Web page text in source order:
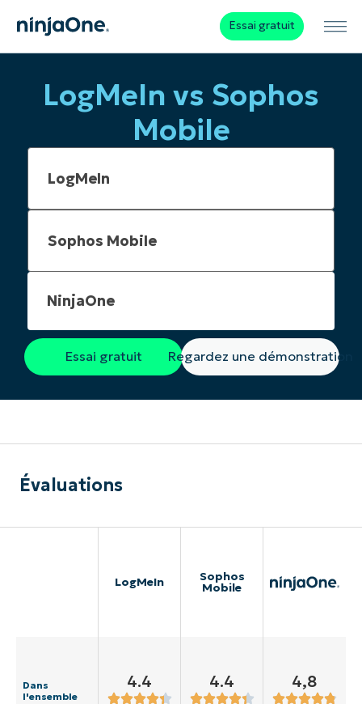
Essai gratuit
LogMeIn vs Sophos
Mobile
NinjaOne
Essai gratuit Regardez une démonstration
Évaluations
LogMeIn Sophos
Mobile
Dans
l'ensemble
4.4 4.4 4,8